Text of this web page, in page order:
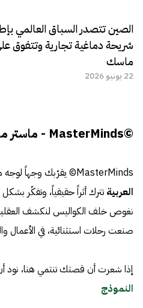
الصين تتصدر السباق العالمي
شريحة دماغية تجارية وتتفوق
ماسك
22 يونيو 2026
©MasterMinds - ماستر مايندز
MasterMinds© يقرّبك وجهاً لوجه من
العربية تترك أثراً حقيقياً، وتفكّر
نغوص خلف الكواليس لنكشف
صنعت رحلات استثنائية، في الأعمال
إذا شعرت أن قصتك تنتمي هنا، نود
النموذج